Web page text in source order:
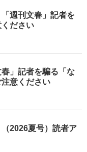
「週刊文春」記者を
ださい
春」記者を騙る「な
意ください
（2026夏号）読者ア